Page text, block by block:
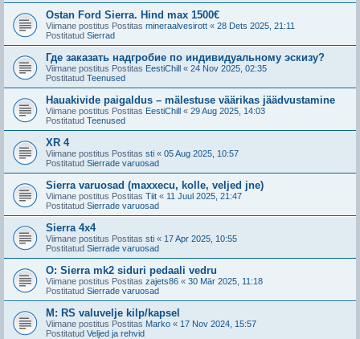
Ostan Ford Sierra. Hind max 1500€
Viimane postitus Postitas mineraalvesirott « 28 Dets 2025, 21:11
Postitatud Sierrad
Где заказать надгробие по индивидуальному эскизу?
Viimane postitus Postitas EestiChill « 24 Nov 2025, 02:35
Postitatud Teenused
Hauakivide paigaldus – mälestuse väärikas jäädvustamine
Viimane postitus Postitas EestiChill « 29 Aug 2025, 14:03
Postitatud Teenused
XR 4
Viimane postitus Postitas sti « 05 Aug 2025, 10:57
Postitatud Sierrade varuosad
Sierra varuosad (maxxecu, kolle, veljed jne)
Viimane postitus Postitas Tiit « 11 Juul 2025, 21:47
Postitatud Sierrade varuosad
Sierra 4x4
Viimane postitus Postitas sti « 17 Apr 2025, 10:55
Postitatud Sierrade varuosad
O: Sierra mk2 siduri pedaali vedru
Viimane postitus Postitas zajets86 « 30 Mär 2025, 11:18
Postitatud Sierrade varuosad
M: RS valuvelje kilp/kapsel
Viimane postitus Postitas Marko « 17 Nov 2024, 15:57
Postitatud Veljed ja rehvid